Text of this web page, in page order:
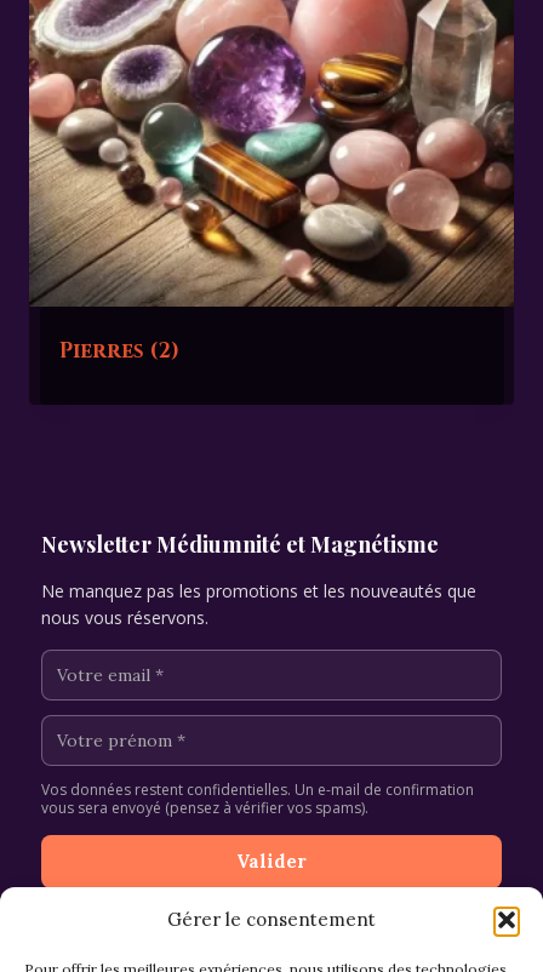
Gérer le consentement
Pierres (2)
Newsletter Médiumnité et Magnétisme
Ne manquez pas les promotions et les nouveautés que
nous vous réservons.
Vos données restent confidentielles. Un e-mail de confirmation
vous sera envoyé (pensez à vérifier vos spams).